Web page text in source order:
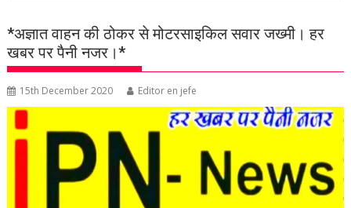
*अज्ञात वाहन की ठोकर से मोटरसाइकिल सवार जख्मी। हर
खबर पर पैनी नजर।*
15th December 2020 Editor en jefe